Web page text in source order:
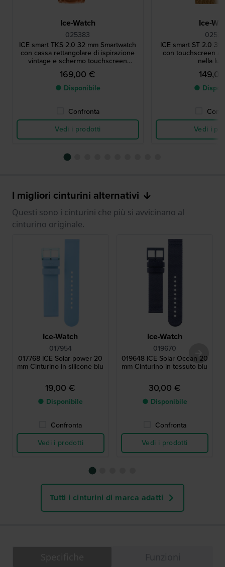
Ice-Watch
025383
ICE smart TKS 2.0 32 mm Smartwatch
con cassa rettangolare di ispirazione
vintage e schermo touchscreen
Amoled da 1,41".
169,00 €
● Disponibile
Confronta
Vedi i prodotti
Ice-
ICE smart ST 2.0 39
con touchscreen
nella
●
Vedi i
I migliori cinturini alternativi
Questi sono i cinturini che più si avvicinano al
cinturino originale.
Ice-Watch
017954
017768 ICE Solar power 20
mm Cinturino in silicone blu
19,00 €
● Disponibile
Confronta
Vedi i prodotti
Ice-Watch
019670
019648 ICE Solar Ocean 20
mm Cinturino in tessuto blu
30,00 €
● Disponibile
Confronta
Vedi i prodotti
Tutti i cinturini di marca adatti